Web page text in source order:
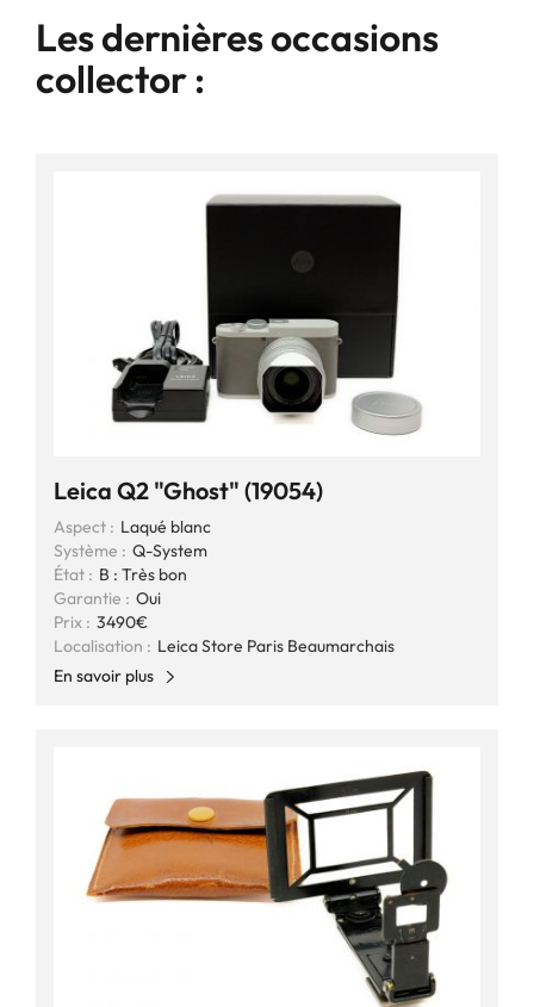
Les dernières occasions
collector :
Leica Q2 "Ghost" (19054)
Aspect : Laqué blanc
Système : Q-System
État : B : Très bon
Garantie : Oui
Prix : 3490€
Localisation : Leica Store Paris Beaumarchais
En savoir plus